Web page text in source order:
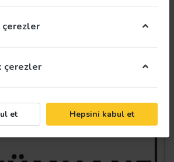
çerezler
çerezler
et Hepsini kabul et